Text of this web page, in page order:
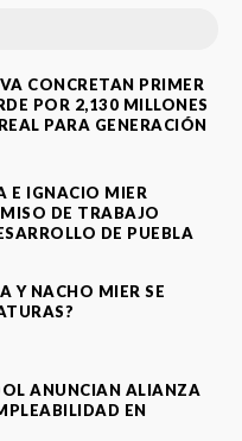
CONCRETAN PRIMER
POR 2,130 MILLONES
PARA GENERACIÓN
E IGNACIO MIER
DE TRABAJO
DE PUEBLA
Y NACHO MIER SE
ANUNCIAN ALIANZA
EN